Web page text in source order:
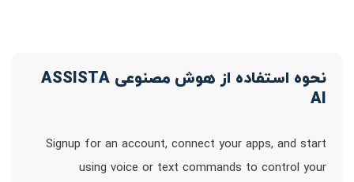
نحوه استفاده از هوش مصنوعی ASSISTA
AI
Signup for an account, connect your apps, and start
using voice or text commands to control your